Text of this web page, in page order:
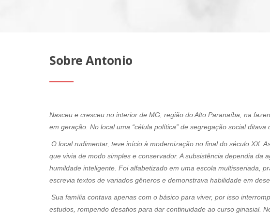
Sobre Antonio
Nasceu e cresceu no interior de MG, região do Alto Paranaíba, na
em geração. No local uma “célula política” de segregação social
O local rudimentar, teve início à modernização no final do século XX.
que vivia de modo simples e conservador. A subsistência dependia
humildade inteligente. Foi alfabetizado em uma escola multisseriada,
escrevia textos de variados gêneros e demonstrava habilidade em
Sua família contava apenas com o básico para viver, por isso
estudos, rompendo desafios para dar continuidade ao curso ginasial.